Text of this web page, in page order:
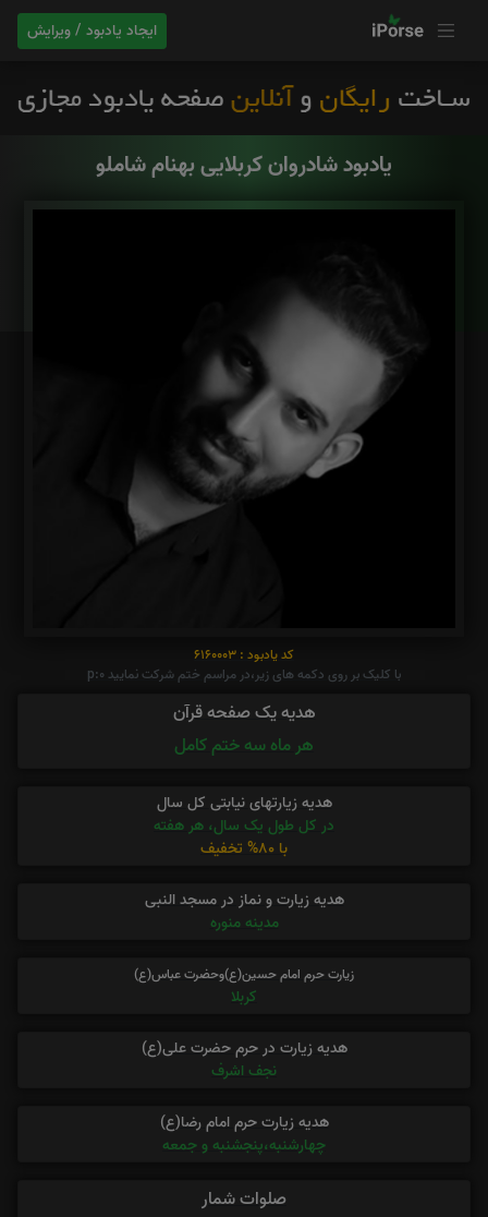
ایجاد یادبود / ویرایش
یادبود شادروان کربلایی بهنام شاملو
کد یادبود : 6160003
با کلیک بر روی دکمه های زیر،در مراسم ختم شرکت نمایید p:0
هدیه یک صفحه قرآن
هر ماه سه ختم کامل
هدیه زیارتهای نیابتی کل سال
در کل طول یک سال، هر هفته
با 80% تخفیف
هدیه زیارت و نماز در مسجد النبی
مدینه منوره
زیارت حرم امام حسین(ع)وحضرت عباس(ع)
کربلا
هدیه زیارت در حرم حضرت علی(ع)
نجف اشرف
هدیه زیارت حرم امام رضا(ع)
چهارشنبه،پنجشنبه و جمعه
صلوات شمار